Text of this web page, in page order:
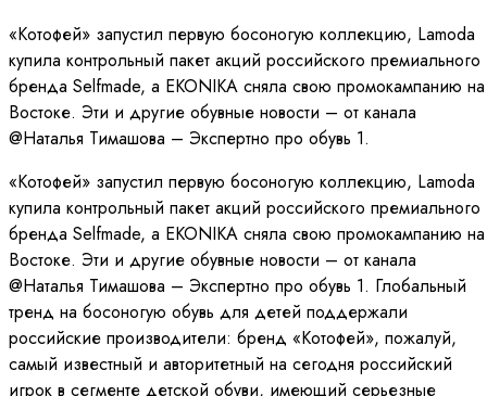
«Котофей» запустил первую босоногую коллекцию, Lamoda
купила контрольный пакет акций российского премиального
бренда Selfmade, а EKONIKA сняла свою промокампанию на
Востоке. Эти и другие обувные новости – от канала
@Наталья Тимашова – Экспертно про обувь 1.
«Котофей» запустил первую босоногую коллекцию, Lamoda
купила контрольный пакет акций российского премиального
бренда Selfmade, а EKONIKA сняла свою промокампанию на
Востоке. Эти и другие обувные новости – от канала
@Наталья Тимашова – Экспертно про обувь 1. Глобальный
тренд на босоногую обувь для детей поддержали
российские производители: бренд «Котофей», пожалуй,
самый известный и авторитетный на сегодня российский
игрок в сегменте детской обуви, имеющий серьезные